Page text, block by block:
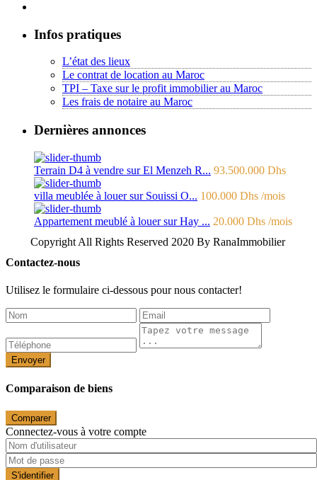
Infos pratiques
L’état des lieux
Le contrat de location au Maroc
TPI – Taxe sur le profit immobilier au Maroc
Les frais de notaire au Maroc
Dernières annonces
Terrain D4 à vendre sur El Menzeh R... 93.500.000 Dhs
villa meublée à louer sur Souissi O... 100.000 Dhs /mois
Appartement meublé à louer sur Hay ... 20.000 Dhs /mois
Copyright All Rights Reserved 2020 By RanaImmobilier
Contactez-nous
Utilisez le formulaire ci-dessous pour nous contacter!
Envoyer
Comparaison de biens
Comparer
Connectez-vous à votre compte
S'identifier